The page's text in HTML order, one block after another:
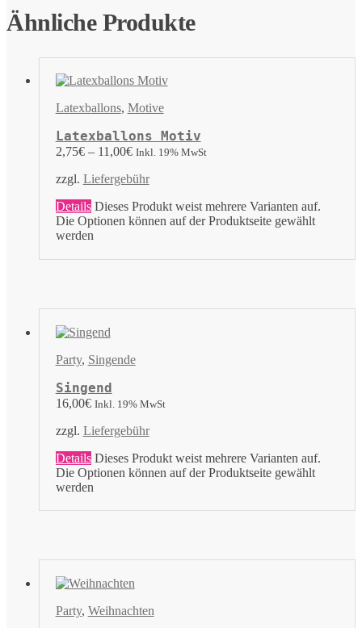
Ähnliche Produkte
Latexballons, Motive
Latexballons Motiv
2,75€– 11,00€ Inkl. 19% MwSt
zzgl. Liefergebühr
Details Dieses Produkt weist mehrere Varianten auf.
Die Optionen können auf der Produktseite gewählt
werden
Party, Singende
Singend
16,00€ Inkl. 19% MwSt
zzgl. Liefergebühr
Details Dieses Produkt weist mehrere Varianten auf.
Die Optionen können auf der Produktseite gewählt
werden
Party, Weihnachten